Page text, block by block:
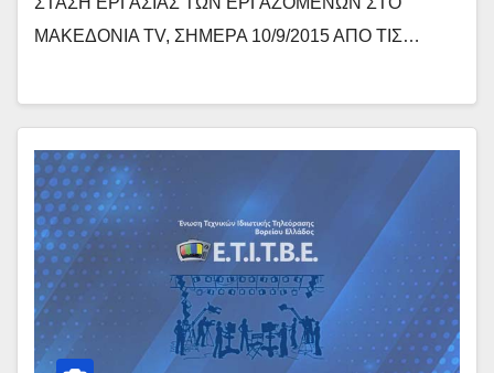
ΜΑΚΕΔΟΝΙΑ TV, ΣΗΜΕΡΑ 10/9/2015 ΑΠΟ ΤΙΣ…